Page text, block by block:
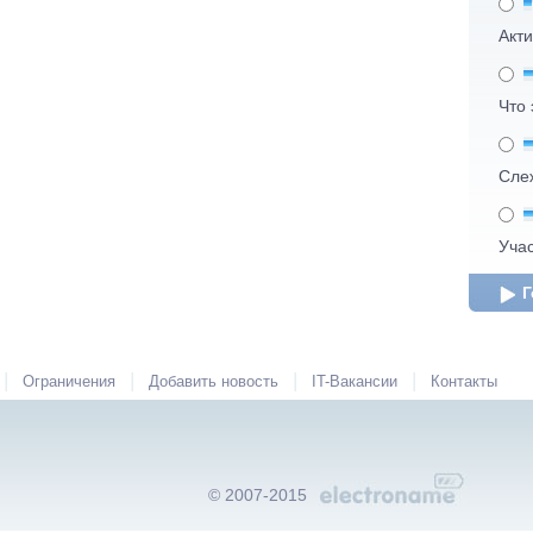
Что
| Ограничения | Добавить новость | IT-Вакансии | Контакты
© 2007-2015